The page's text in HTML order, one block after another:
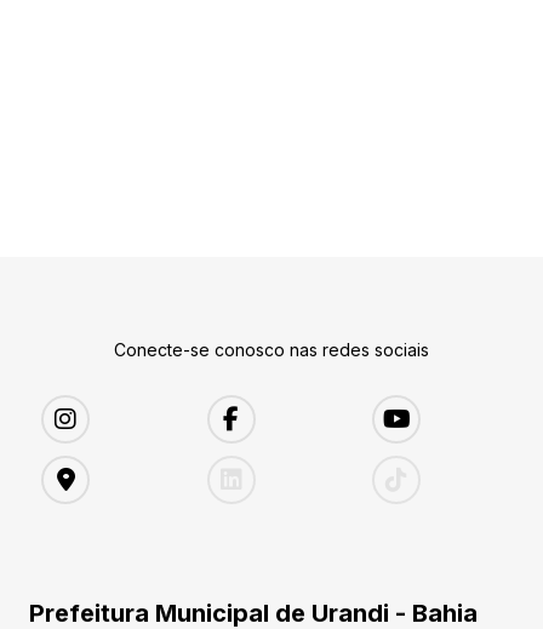
Conecte-se conosco nas redes sociais
Prefeitura Municipal de Urandi - Bahia